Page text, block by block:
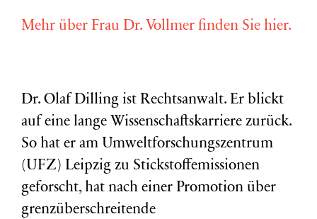
Mehr über Frau Dr. Vollmer finden Sie hier.
Dr. Olaf Dilling ist Rechtsanwalt. Er blickt
auf eine lange Wissenschaftskarriere zurück.
So hat er am Umweltforschungszentrum
(UFZ) Leipzig zu Stickstoffemissionen
geforscht, hat nach einer Promotion über
grenzüberschreitende